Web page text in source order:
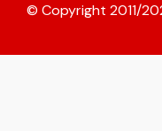
© Copyright 2011/